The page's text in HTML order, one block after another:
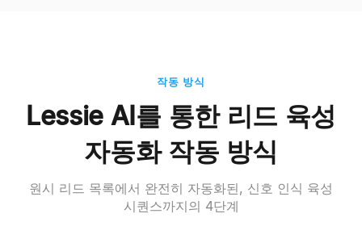
작동 방식
Lessie AI를 통한 리드 육성
자동화 작동 방식
원시 리드 목록에서 완전히 자동화된, 신호 인식 육성
시퀀스까지의 4단계